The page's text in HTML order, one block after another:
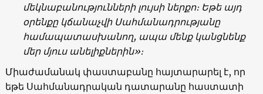
մեկնաբանությունների լույսի ներքո։ Եթե այդ
օրենքը կճանաչվի Սահմանադրությանը
համապատասխանող, ապա մենք կանցնենք
մեր մյուս անելիքներին»։
Միաժամանակ փաստաբանը հայտարարել է, որ
եթե Սահմանադրական դատարանը հաստատի